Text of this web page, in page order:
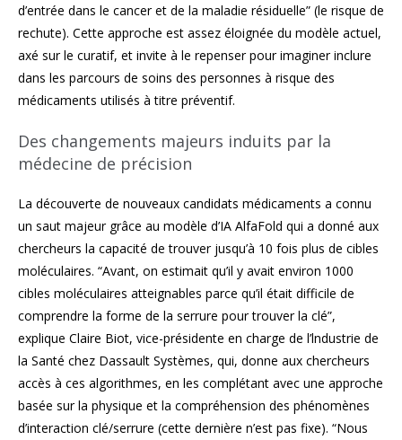
d’entrée dans le cancer et de la maladie résiduelle” (le risque de
rechute). Cette approche est assez éloignée du modèle actuel,
axé sur le curatif, et invite à le repenser pour imaginer inclure
dans les parcours de soins des personnes à risque des
médicaments utilisés à titre préventif.
Des changements majeurs induits par la
médecine de précision
La découverte de nouveaux candidats médicaments a connu
un saut majeur grâce au modèle d’IA AlfaFold qui a donné aux
chercheurs la capacité de trouver jusqu’à 10 fois plus de cibles
moléculaires. “Avant, on estimait qu’il y avait environ 1000
cibles moléculaires atteignables parce qu’il était difficile de
comprendre la forme de la serrure pour trouver la clé”,
explique Claire Biot, vice-présidente en charge de l’lndustrie de
la Santé chez Dassault Systèmes, qui, donne aux chercheurs
accès à ces algorithmes, en les complétant avec une approche
basée sur la physique et la compréhension des phénomènes
d’interaction clé/serrure (cette dernière n’est pas fixe). “Nous